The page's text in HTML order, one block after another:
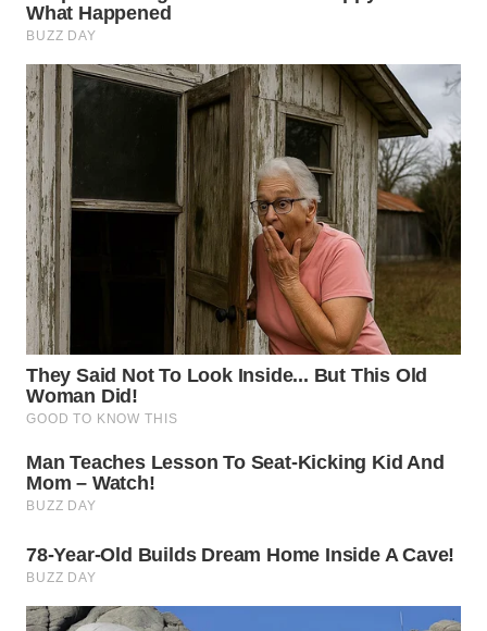
WN
TANJUNG
LESUNG
WN
KARO
SIMALUNGUN
LABUHANBATU
WN
TAPANULI
WN DELI
SERDANG
WN
TINGGI